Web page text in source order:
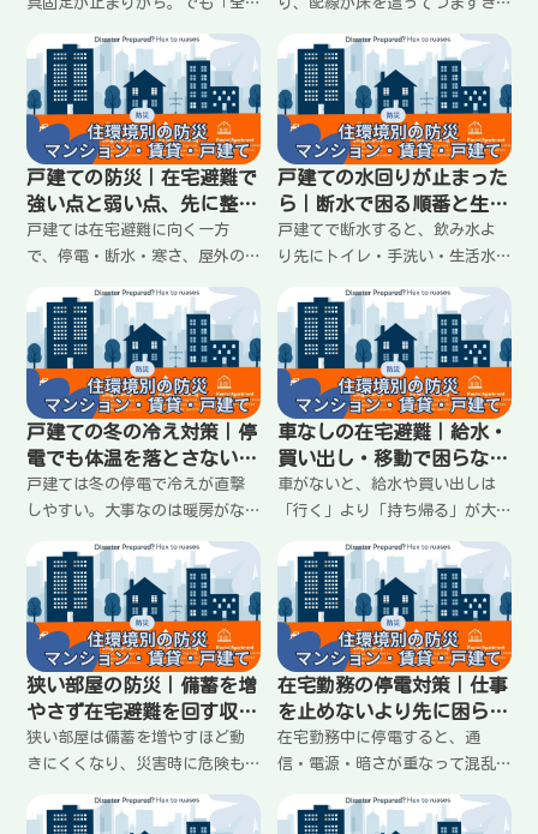
場所の近く、背の高い棚など危
ない順に、つっぱりや滑り止
め、配置替えで転倒リスクを減
らす方法をわかりやすくまとめ
ます。
足が重なるので、ライトと充電
の置き場所を決めておくのが効
果的。延長コードの使い方、足
元の危険を減らす配線整理、停
電時の充電ルールまでわかりや
すく整理します。
戸建ての防災｜在宅避難で
強い点と弱い点、先に整え
る順番
戸建ては在宅避難に向く一方
で、停電・断水・寒さ、屋外の
えやすい。戸建ての強み（自由
度・収納・自宅周り）と弱み
（復旧待ち・水回り・防犯）を
整理し、最初に手を付ける順番
をわかりやすくまとめます。
戸建ての水回りが止まった
ら｜断水で困る順番と生活
水を回すコツ
戸建てで断水すると、飲み水よ
り先にトイレ・手洗い・生活水
固定し、無駄を減らして回すの
が現実的。生活水の使い方、手
を汚さない工夫、トイレは流さ
ない運用への切り替えまでわか
りやすく整理します。
戸建ての冬の冷え対策｜停
電でも体温を落とさない過
ごし方のコツ
戸建ては冬の停電で冷えが直撃
しやすい。大事なのは暖房がな
し、体温を落とさない過ごし方
を決めておくこと。部屋の使い
方、服の重ね方、寝るときの工
夫、家族での過ごし方までわか
りやすく整理します。
車なしの在宅避難｜給水・
買い出し・移動で困らない
備え方と考え方
車がないと、給水や買い出しは
「行く」より「持ち帰る」が大
回数を減らす・運べる単位にす
る・家族で役割を決めるなど、
車なしでも在宅避難を回すコツ
を整理します。
狭い部屋の防災｜備蓄を増
やさず在宅避難を回す収納
と動線の作り方
狭い部屋は備蓄を増やすほど動
きにくくなり、災害時に危険も
き方」。水・トイレ・食を分散
在宅勤務の停電対策｜仕事
を止めないより先に困らな
い準備と連絡の決め方
在宅勤務中に停電すると、通
信・電源・暗さが重なって混乱
続ける」より、まず安全と最低